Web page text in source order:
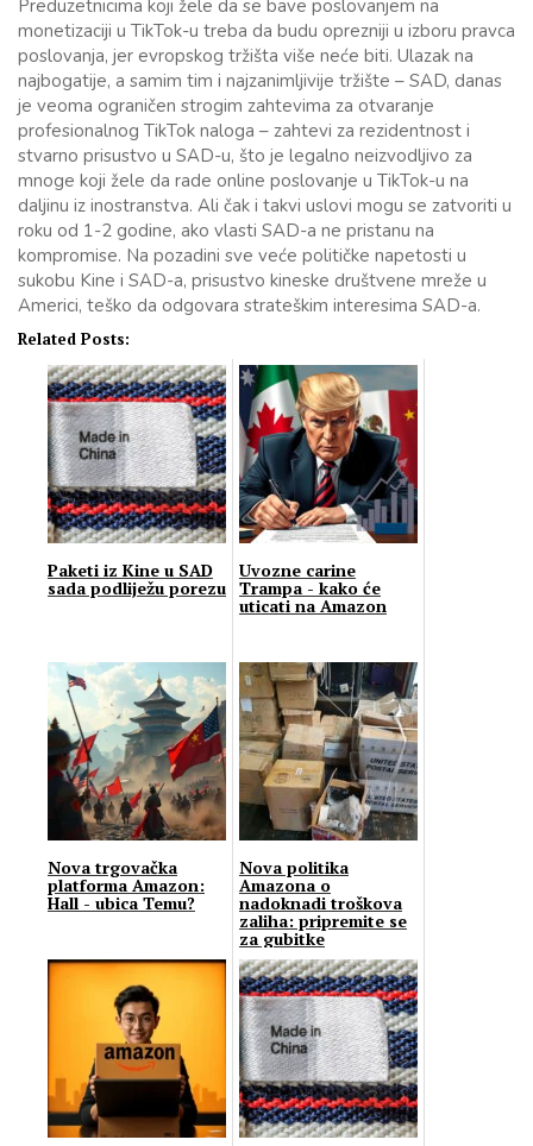
Preduzetnicima koji žele da se bave poslovanjem na
monetizaciji u TikTok-u treba da budu oprezniji u izboru pravca
poslovanja, jer evropskog tržišta više neće biti. Ulazak na
najbogatije, a samim tim i najzanimljivije tržište – SAD, danas
je veoma ograničen strogim zahtevima za otvaranje
profesionalnog TikTok naloga – zahtevi za rezidentnost i
stvarno prisustvo u SAD-u, što je legalno neizvodljivo za
mnoge koji žele da rade online poslovanje u TikTok-u na
daljinu iz inostranstva. Ali čak i takvi uslovi mogu se zatvoriti u
roku od 1-2 godine, ako vlasti SAD-a ne pristanu na
kompromise. Na pozadini sve veće političke napetosti u
sukobu Kine i SAD-a, prisustvo kineske društvene mreže u
Americi, teško da odgovara strateškim interesima SAD-a.
Related Posts:
Paketi iz Kine u SAD
sada podliježu porezu
Uvozne carine
Trampa - kako će
uticati na Amazon
Nova trgovačka
platforma Amazon:
Hall - ubica Temu?
Nova politika
Amazona o
nadoknadi troškova
zaliha: pripremite se
za gubitke